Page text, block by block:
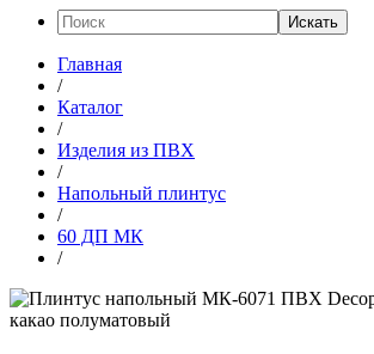
Искать
Главная
/
Каталог
/
Изделия из ПВХ
/
Напольный плинтус
/
60 ДП МК
/